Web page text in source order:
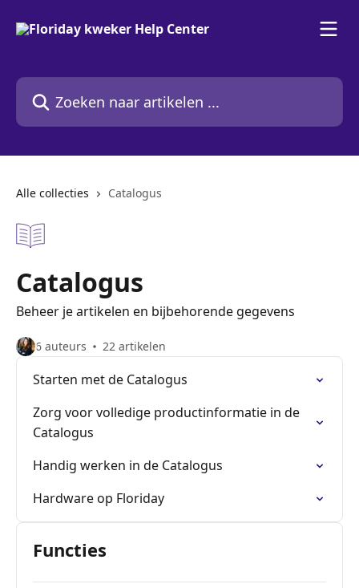
Zoeken naar artikelen ...
Alle collecties Catalogus
Catalogus
Beheer je artikelen en bijbehorende gegevens
6 auteurs 22 artikelen
Starten met de Catalogus
Zorg voor volledige productinformatie in de
Catalogus
Handig werken in de Catalogus
Hardware op Floriday
Functies